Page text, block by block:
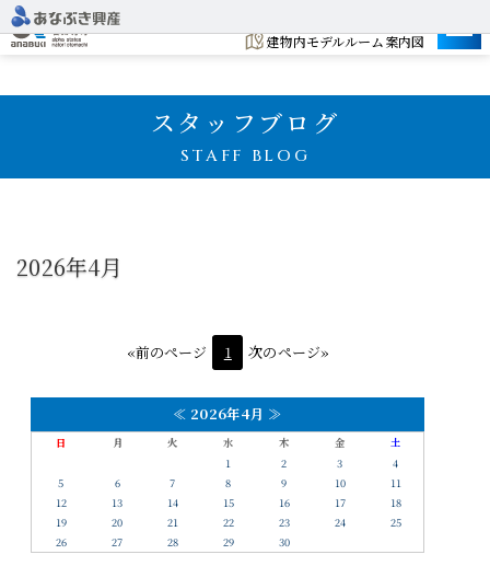
建物内モデルルーム案内図
スタッフブログ
STAFF BLOG
2026年4月
«前のページ 1 次のページ»
≪ 2026年4月 ≫
日 月 火 水 木 金
土
1
2 3
4
5
6 7 8 9 10
11
12
13 14 15 16 17
18
19
20 21 22 23 24
25
26
27 28 29 30